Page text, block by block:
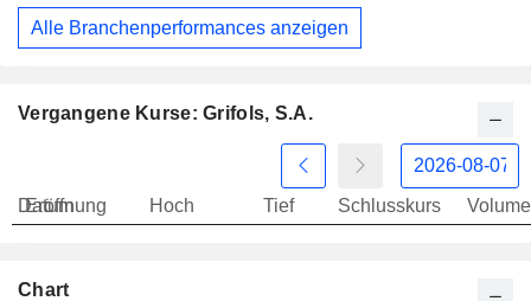
Alle Branchenperformances anzeigen
Vergangene Kurse: Grifols, S.A.
Datum
Eröffnung Hoch Tief Schlusskurs
Chart